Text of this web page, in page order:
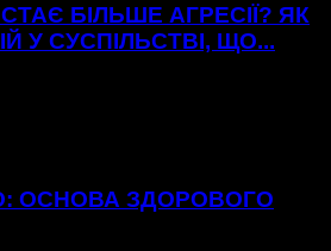
БІЛЬШЕ АГРЕСІЇ? ЯК
У СУСПІЛЬСТВІ, ЩО...
ОСНОВА ЗДОРОВОГО